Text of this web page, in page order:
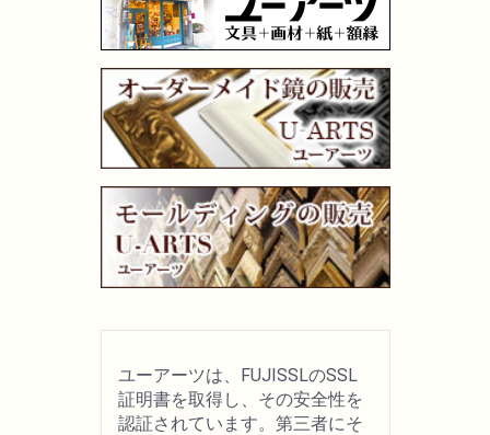
ユーアーツは、FUJISSLのSSL
証明書を取得し、その安全性を
認証されています。第三者にそ
その他文具
雑貨
書籍
U-ARTSオリジナルグッズ